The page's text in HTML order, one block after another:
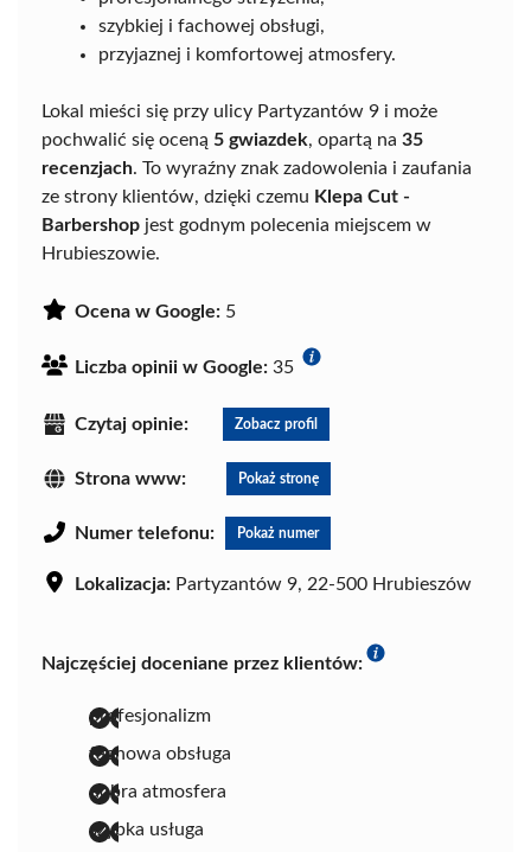
szybkiej i fachowej obsługi,
przyjaznej i komfortowej atmosfery.
Lokal mieści się przy ulicy Partyzantów 9 i może
pochwalić się oceną 5 gwiazdek, opartą na 35
recenzjach. To wyraźny znak zadowolenia i zaufania
ze strony klientów, dzięki czemu Klepa Cut -
Barbershop jest godnym polecenia miejscem w
Hrubieszowie.
Ocena w Google: 5
Liczba opinii w Google: 35
Czytaj opinie: Zobacz profil
Strona www: Pokaż stronę
Numer telefonu: Pokaż numer
Lokalizacja: Partyzantów 9, 22-500 Hrubieszów
Najczęściej doceniane przez klientów:
profesjonalizm
fachowa obsługa
dobra atmosfera
szybka usługa